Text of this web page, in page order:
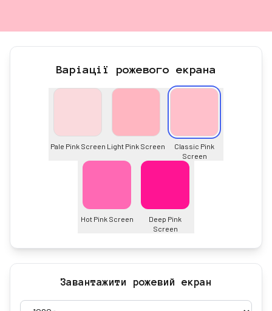
Варіації рожевого екрана
Pale Pink Screen Light Pink Screen
Classic Pink
Screen
Hot Pink Screen
Deep Pink
Screen
Завантажити рожевий екран